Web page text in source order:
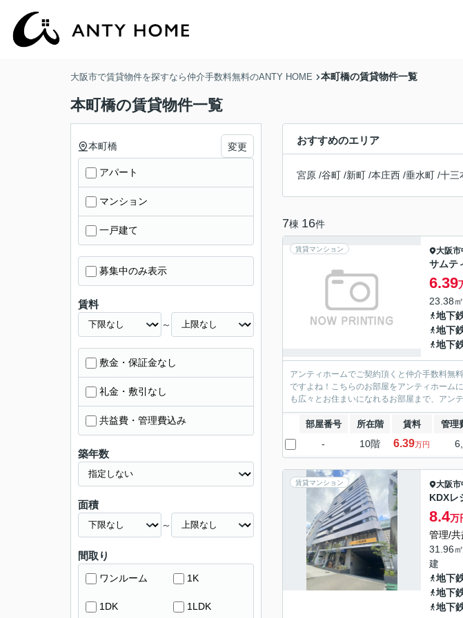
大阪市で賃貸物件を探すなら仲介手数料無料のANTY HOME 本町橋の賃貸物件一覧
本町橋の賃貸物件一覧
おすすめのエリア
宮原 /谷町 /新町 /本庄西 /垂水町 /十三
7棟 16件
賃貸マンション 大阪市
サムテ
6.39
23.38
地下
地下
地下
アンティホームでご契約頂くと仲介手数料
ですよね！こちらのお部屋をアンティホーム
も広々とお住まいになれるお部屋まで、アン
部屋番号 所在階 賃料 管理
- 10階 6.39万円
賃貸マンション 大阪市
KDXレ
8.4万
管理/
31.96
建
地下
地下
地下
本町橋 変更
アパート
マンション
一戸建て
募集中のみ表示
賃料
～
敷金・保証金なし
礼金・敷引なし
共益費・管理費込み
築年数
面積
～
間取り
ワンルーム 1K
1DK 1LDK